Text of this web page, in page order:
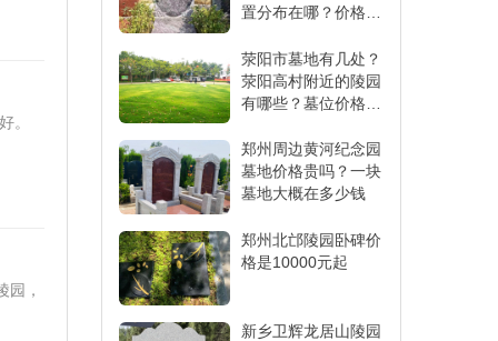
。
园，
置分布在哪？价格是
荥阳市墓地有几处？
荥阳高村附近的陵园
有哪些？墓位价格多
郑州周边黄河纪念园
墓地价格贵吗？一块
墓地大概在多少钱
郑州北邙陵园卧碑价
格是10000元起
新乡卫辉龙居山陵园